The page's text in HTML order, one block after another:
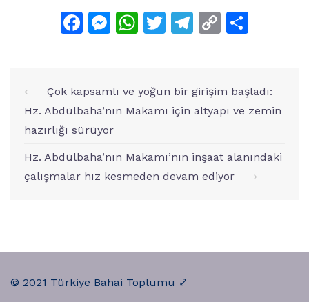
Facebook
Messenger
WhatsApp
Twitter
Telegram
Copy
Yazı
dolaşımı
⟵ Çok kapsamlı ve yoğun bir girişim başladı:
Hz. Abdülbaha’nın Makamı için altyapı ve zemin
hazırlığı sürüyor
Hz. Abdülbaha’nın Makamı’nın inşaat alanındaki
çalışmalar hız kesmeden devam ediyor ⟶
© 2021 Türkiye Bahai Toplumu ⤦